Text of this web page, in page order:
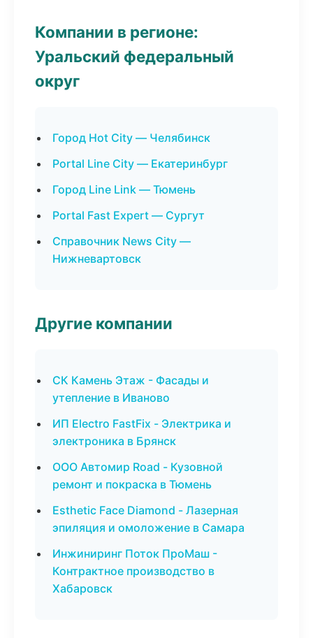
Компании в регионе:
Уральский федеральный
округ
Город Hot City — Челябинск
Portal Line City — Екатеринбург
Город Line Link — Тюмень
Portal Fast Expert — Сургут
Справочник News City —
Нижневартовск
Другие компании
СК Камень Этаж - Фасады и
утепление в Иваново
ИП Electro FastFix - Электрика и
электроника в Брянск
ООО Автомир Road - Кузовной
ремонт и покраска в Тюмень
Esthetic Face Diamond - Лазерная
эпиляция и омоложение в Самара
Инжиниринг Поток ПроМаш -
Контрактное производство в
Хабаровск